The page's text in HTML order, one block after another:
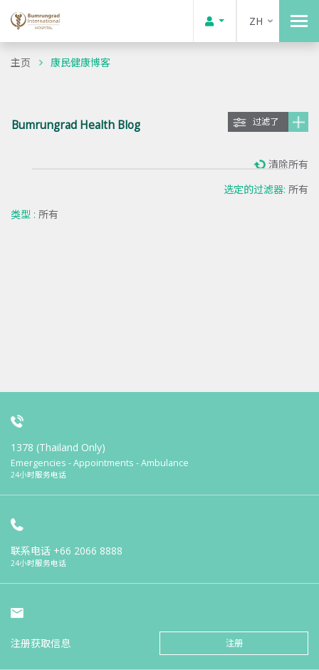
ZH
主页 康民健康博客
Bumrungrad Health Blog 过滤了
选定的过滤器: 所有
类型 : 所有
清除所有
1378 (Thailand Only)
Emergencies - Appointments - Ambulance
24小时服务电话
联系电话 +66 2066 8888
24小时服务电话
注册获取信息 注册